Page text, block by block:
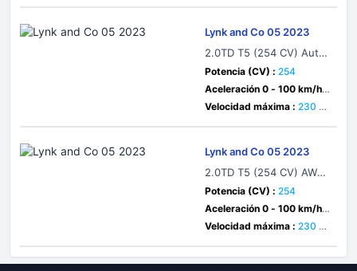
Lynk and Co 05 2023
2.0TD T5 (254 CV) Auto
matic
Potencia (CV) : 254
Aceleración 0 - 100 km/h :
seg
Velocidad máxima : 230 k
Lynk and Co 05 2023
2.0TD T5 (254 CV) AWD
Automatic
Potencia (CV) : 254
Aceleración 0 - 100 km/h :
seg
Velocidad máxima : 230 k